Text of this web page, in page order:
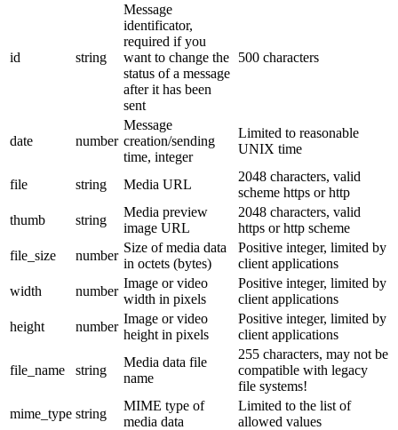
id string
Message
identificator,
required if you
want to change the
status of a message
after it has been
sent
500 characters
date number
Message
creation/sending
time, integer
Limited to reasonable
UNIX time
file string Media URL
2048 characters, valid
scheme https or http
thumb
string
Media preview
image URL
2048 characters, valid
https or http scheme
file_size
number
Size of media data
in octets (bytes)
Positive integer, limited by
client applications
width
number
Image or video
width in pixels
Positive integer, limited by
client applications
height
number
Image or video
height in pixels
Positive integer, limited by
client applications
file_name string
Media data file
name
255 characters, may not be
compatible with legacy
file systems!
mime_type string
MIME type of
media data
Limited to the list of
allowed values